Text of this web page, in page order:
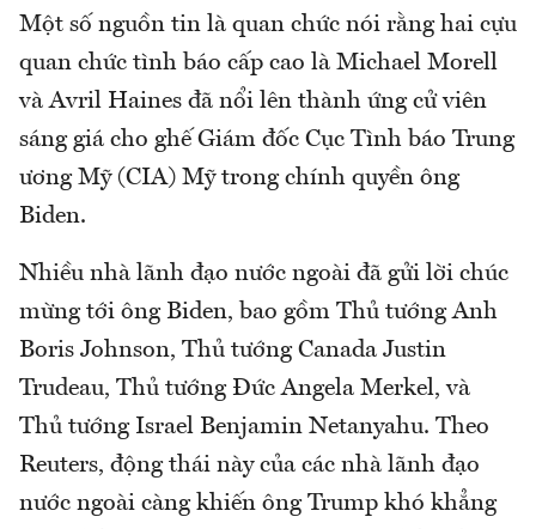
Một số nguồn tin là quan chức nói rằng hai cựu
quan chức tình báo cấp cao là Michael Morell
và Avril Haines đã nổi lên thành ứng cử viên
sáng giá cho ghế Giám đốc Cục Tình báo Trung
ương Mỹ (CIA) Mỹ trong chính quyền ông
Biden.
Nhiều nhà lãnh đạo nước ngoài đã gửi lời chúc
mừng tới ông Biden, bao gồm Thủ tướng Anh
Boris Johnson, Thủ tướng Canada Justin
Trudeau, Thủ tướng Đức Angela Merkel, và
Thủ tướng Israel Benjamin Netanyahu. Theo
Reuters, động thái này của các nhà lãnh đạo
nước ngoài càng khiến ông Trump khó khẳng